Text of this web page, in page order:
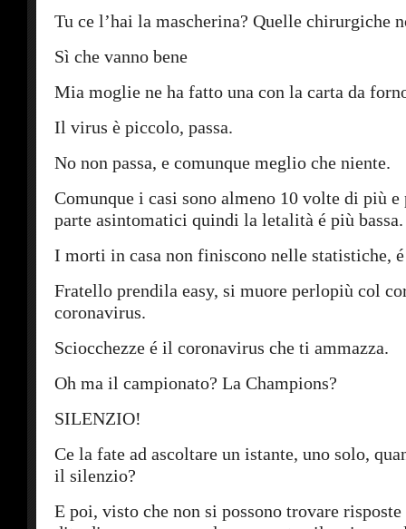
Tu ce l’hai la mascherina? Quelle chirurgiche
Sì che vanno bene
Mia moglie ne ha fatto una con la carta da
Il virus è piccolo, passa.
No non passa, e comunque meglio che niente.
Comunque i casi sono almeno 10 volte di più
parte asintomatici quindi la letalità é più bassa.
I morti in casa non finiscono nelle statistiche,
Fratello prendila easy, si muore perlopiù col
coronavirus.
Sciocchezze é il coronavirus che ti ammazza.
Oh ma il campionato? La Champions?
SILENZIO!
Ce la fate ad ascoltare un istante, uno solo,
il silenzio?
E poi, visto che non si possono trovare